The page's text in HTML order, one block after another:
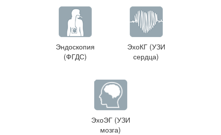
Эндоскопия
(ФГДС)
ЭхоКГ (УЗИ
сердца)
ЭхоЭГ (УЗИ
мозга)